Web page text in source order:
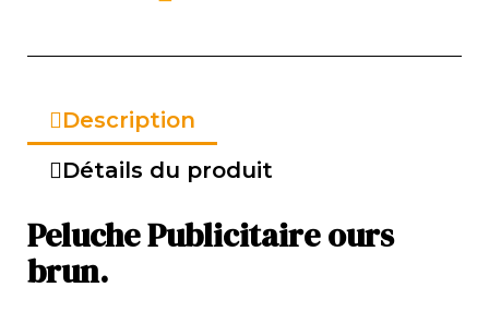
Description
Détails du produit
Peluche Publicitaire ours
brun.